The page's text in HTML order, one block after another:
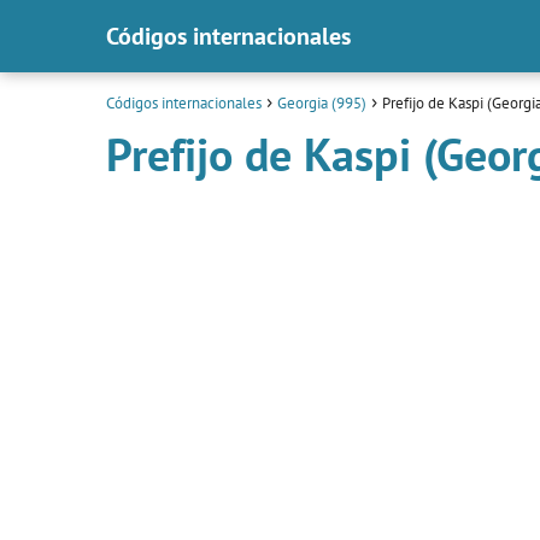
Códigos internacionales
Códigos internacionales Georgia (995) Prefijo de Kaspi
Prefijo de Kaspi